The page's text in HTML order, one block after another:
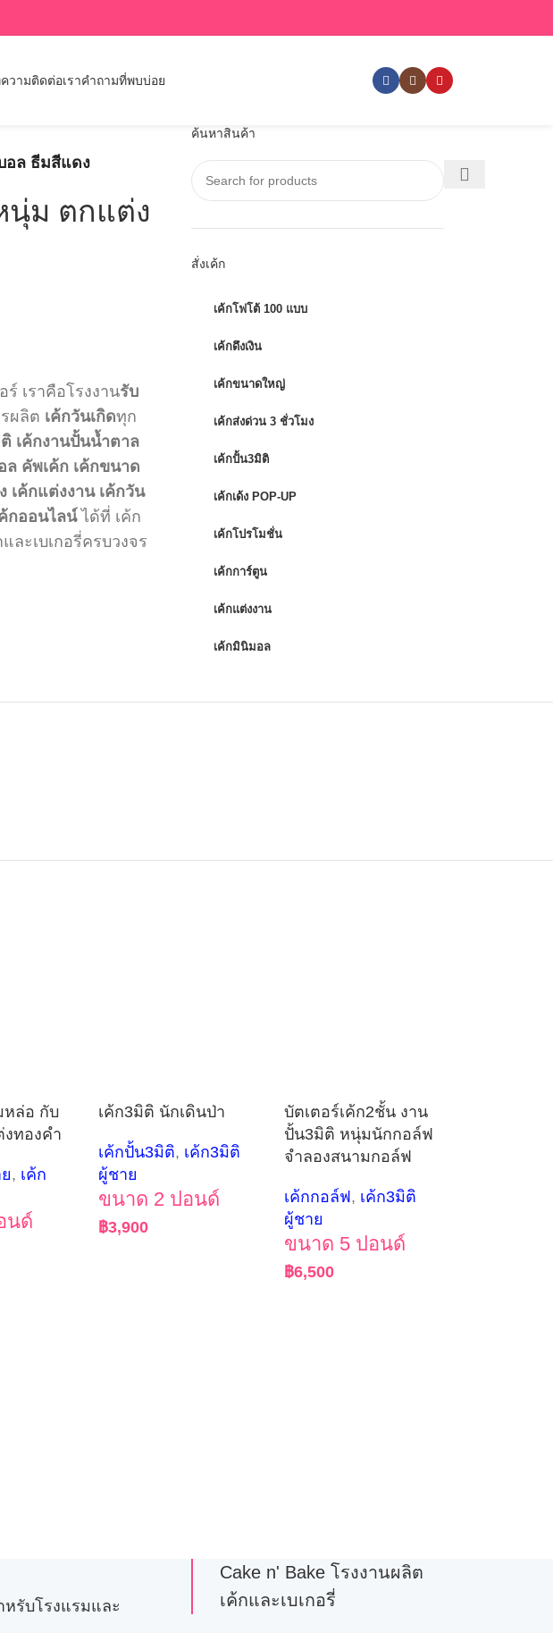
วามติดต่อเราคำถามที่พบบ่อย
อล ธีมสีแดง
นุ่ม ตกแต่ง
ร์ เราคือโรงงานรับ
ผลิต เค้กวันเกิดทุก
เค้กงานปั้นน้ำตาล
ล คัพเค้ก เค้กขนาด
เค้กแต่งงาน เค้กวัน
กออนไลน์ได้ที่ เค้ก
ละเบเกอรี่ครบวงจร
ค้นหาสินค้า
สั่งเค้ก
เค้กโฟโต้ 100 แบบ
เค้กดึงเงิน
เค้กขนาดใหญ่
เค้กส่งด่วน 3 ชั่วโมง
เค้กปั้น3มิติ
เค้กเด้ง POP-UP
เค้กโปรโมชั่น
เค้กการ์ตูน
เค้กแต่งงาน
เค้กมินิมอล
หล่อ กับ
ทองคำ
, เค้ก
นด์
เค้ก3มิติ นักเดินป่า
เค้กปั้น3มิติ, เค้ก3มิติ
ผู้ชาย
ขนาด 2 ปอนด์
฿3,900
บัตเตอร์เค้ก2ชั้น งาน
ปั้น3มิติ หนุ่มนักกอล์ฟ
จำลองสนามกอล์ฟ
เค้กกอล์ฟ, เค้ก3มิติ
ผู้ชาย
ขนาด 5 ปอนด์
฿6,500
หรับโรงแรมและ
Cake n' Bake โรงงานผลิต
เค้กและเบเกอรี่